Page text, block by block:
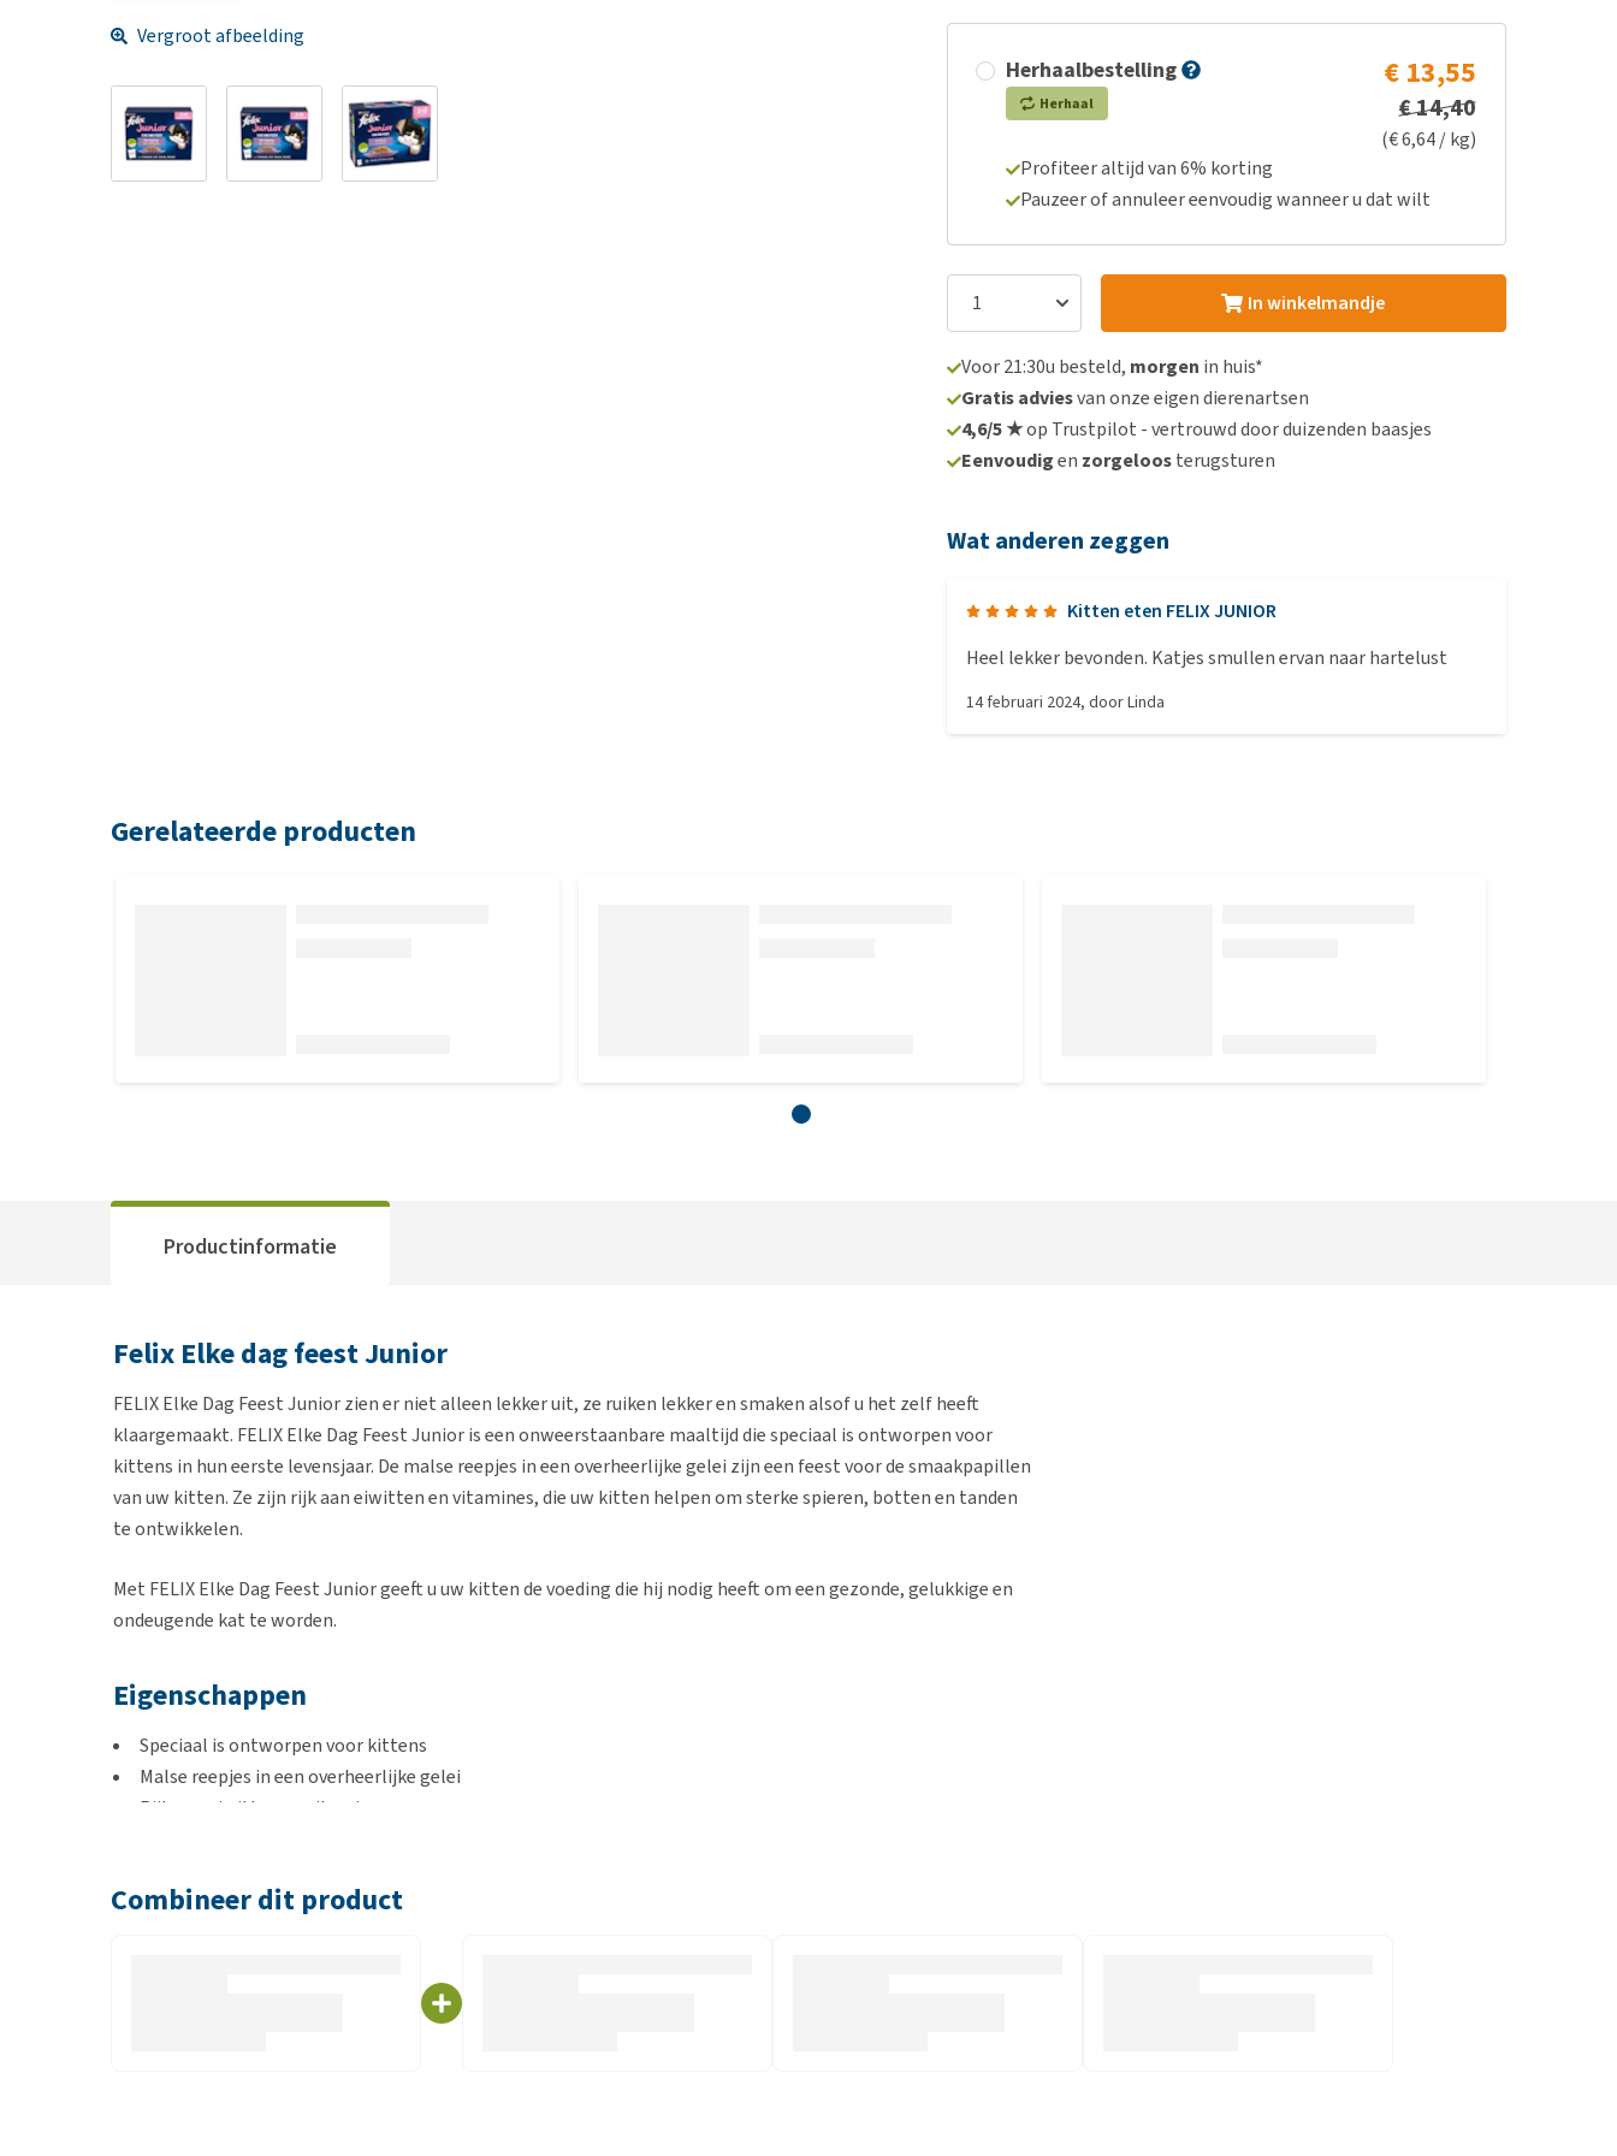
Vergroot afbeelding
Herhaalbestelling
Herhaal
€ 13,55
€ 14,40
(€ 6,64 / kg)
Profiteer altijd van 6% korting
Pauzeer of annuleer eenvoudig wanneer u dat wilt
In winkelmandje
Voor 21:30u besteld, morgen in huis*
Gratis adviesvan onze eigen dierenartsen
4,6/5 ★op Trustpilot - vertrouwd door duizenden baasjes
Eenvoudigen zorgeloosterugsturen
Wat anderen zeggen
Kitten eten FELIX JUNIOR
Heel lekker bevonden. Katjes smullen ervan naar hartelust
14 februari 2024, doorLinda
Gerelateerde producten
Productinformatie
Felix Elke dag feest Junior
FELIX Elke Dag Feest Junior zien er niet alleen lekker uit, ze ruiken lekker en smaken alsof u het zelf heeft
klaargemaakt. FELIX Elke Dag Feest Junior is een onweerstaanbare maaltijd die speciaal is ontworpen voor
kittens in hun eerste levensjaar. De malse reepjes in een overheerlijke gelei zijn een feest voor de smaakpapillen
van uw kitten. Ze zijn rijk aan eiwitten en vitamines, die uw kitten helpen om sterke spieren, botten en tanden
te ontwikkelen.
Met FELIX Elke Dag Feest Junior geeft u uw kitten de voeding die hij nodig heeft om een gezonde, gelukkige en
ondeugende kat te worden.
Eigenschappen
Speciaal is ontworpen voor kittens
Malse reepjes in een overheerlijke gelei
Rijk aan eiwitten en vitamines
Smaak
Combineer dit product